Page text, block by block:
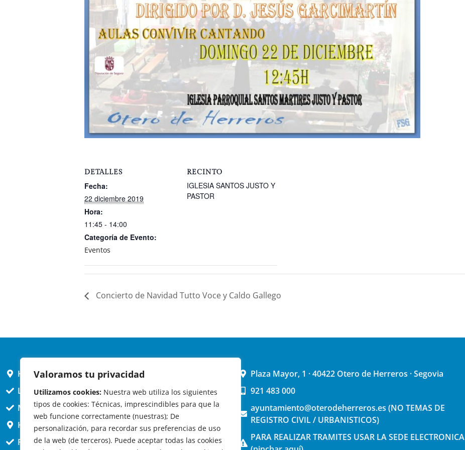
Valoramos tu privacidad
Utilizamos cookies: Nuestra web utiliza los siguientes
tipos de cookies: Técnicas, imprescindibles para que la
web funcione correctamente (nuestras); De
personalización, para recordar sus preferencias de uso
de la web (de terceros). Puede aceptar todas las cookies
DETALLES
Fecha:
22 diciembre 2019
Hora:
11:45 - 14:00
Categoría de Evento:
Eventos
RECINTO
IGLESIA SANTOS JUSTO Y
PASTOR
Concierto de Navidad Tutto Voce y Caldo Gallego
HORARIO AYUNTAMIENTO
L,X,J,V 9 a 14h
MARTES cerrado atención presencial
HORARIO ARQUITECTO
Presencial jueves 12h a 14:30
Plaza Mayor, 1 · 40422 Otero de Herreros · Segovia
921 483 000
ayuntamiento@oterodeherreros.es (NO TEMAS DE
REGISTRO CIVIL / URBANISTICOS)
PARA REALIZAR TRAMITES USAR LA SEDE ELECTRONICA